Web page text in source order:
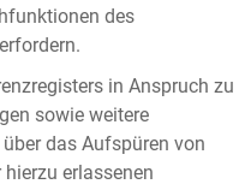
des
in Anspruch zu
sowie weitere
das Aufspüren von
erlassenen